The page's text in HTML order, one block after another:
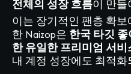
전체의 성장 흐름이 만들
이는 장기적인 팬층 확
한 Naizop은 한국 타깃
한 유일한 프리미엄 서비
내 계정 성장에도 최적화